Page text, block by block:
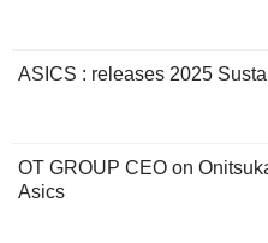
ASICS : releases 2025
OT GROUP CEO on
Asics